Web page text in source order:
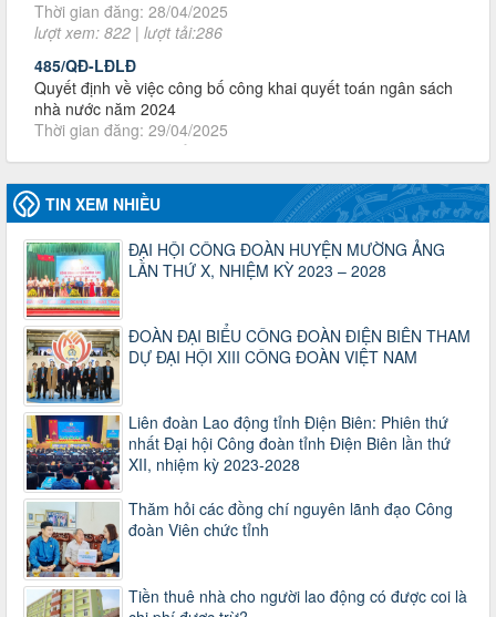
485/QĐ-LĐLĐ
Quyết định về việc công bố công khai quyết toán ngân sách
nhà nước năm 2024
Thời gian đăng: 29/04/2025
lượt xem: 919 | lượt tải:255
2930/TLĐ-TC
KPCĐ 2% qua tài khoản Công đoàn Việt Nam về các cấp
Công đoàn năm 2025
Thời gian đăng: 06/01/2025
lượt xem: 1067 | lượt tải:437
47-TTCĐ/BTGTU
Thông tin chuyên đề: Một số nôi dung về sắp xếp tổ chức bộ
máy của hệ thống chính trị tinh gọn, hoạt động hiệu lực, hiệu
quả
Thời gian đăng: 25/12/2024
lượt xem: 1226 | lượt tải:339
37/HD-TLĐ
Hướng dẫn Công đoàn với việc tổ chức và hoạt động của
Ban Thanh tra Nhân dân
Thời gian đăng: 27/12/2024
lượt xem: 4951 | lượt tải:1354
35/HD-TLĐ
Hướng dẫn thực hiện một số nội dung chi liên quan đến
công tác kiểm tra, giám sát tại Công đoàn cơ sở
TIN XEM NHIỀU
ĐẠI HỘI CÔNG ĐOÀN HUYỆN MƯỜNG ẢNG
LẦN THỨ X, NHIỆM KỲ 2023 – 2028
ĐOÀN ĐẠI BIỂU CÔNG ĐOÀN ĐIỆN BIÊN THAM
DỰ ĐẠI HỘI XIII CÔNG ĐOÀN VIỆT NAM
Liên đoàn Lao động tỉnh Điện Biên: Phiên thứ
nhất Đại hội Công đoàn tỉnh Điện Biên lần thứ
XII, nhiệm kỳ 2023-2028
Thăm hỏi các đồng chí nguyên lãnh đạo Công
đoàn Viên chức tỉnh
Tiền thuê nhà cho người lao động có được coi là